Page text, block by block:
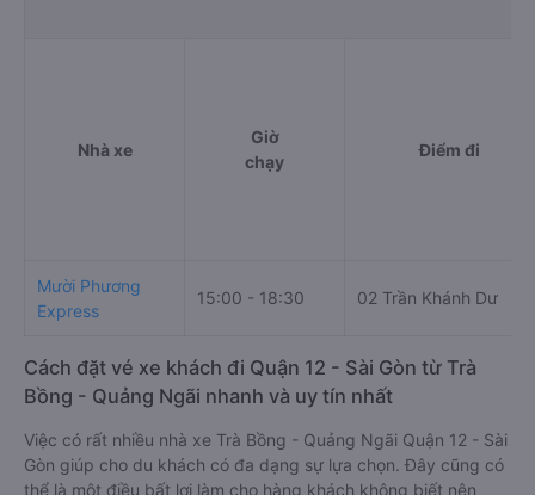
Nhà xe
Giờ
chạy
Điểm đi
Mười Phương
Express
15:00 - 18:30 02 Trần Khánh Dư
Cách đặt vé xe khách đi Quận 12 - Sài Gòn từ Trà
Bồng - Quảng Ngãi nhanh và uy tín nhất
Việc có rất nhiều nhà xe Trà Bồng - Quảng Ngãi Quận 12 - Sài
Gòn giúp cho du khách có đa dạng sự lựa chọn. Đây cũng có
thể là một điều bất lợi làm cho hàng khách không biết nên